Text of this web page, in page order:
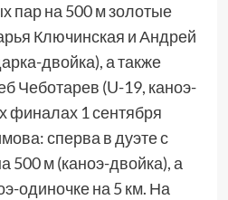
пар на 500 м золотые
Ключинская и Андрей
двойка), а также
Чеботарев (U-19, каноэ-
финалах 1 сентября
сперва в дуэте с
500 м (каноэ-двойка), а
одиночке на 5 км. На